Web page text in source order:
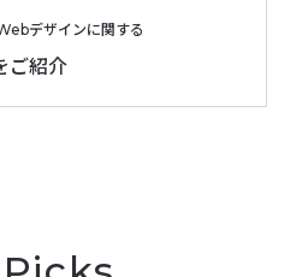
デザインに関する
ご紹介